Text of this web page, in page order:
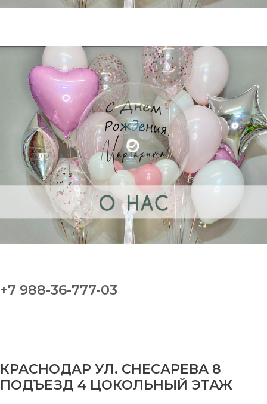
+7 988-36-777-03
КРАСНОДАР УЛ. СНЕСАРЕВА 8
ПОДЪЕЗД 4 ЦОКОЛЬНЫЙ ЭТАЖ